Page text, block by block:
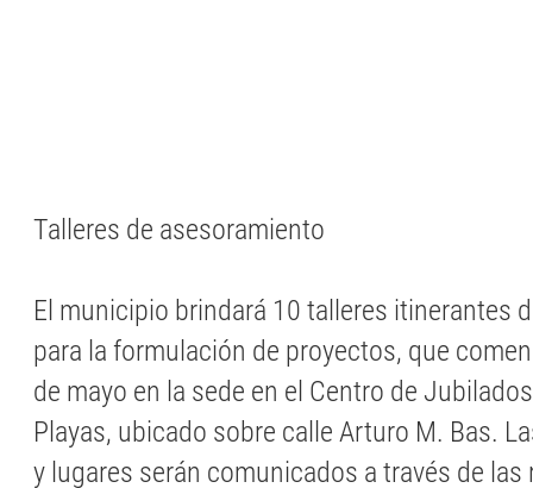
Talleres de asesoramiento
El municipio brindará 10 talleres itinerantes
para la formulación de proyectos, que
de mayo en la sede en el Centro de
Playas, ubicado sobre calle Arturo M. Bas.
y lugares serán comunicados a través de